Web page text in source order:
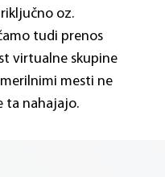
oz.
tudi prenos
virtualne skupine
mesti ne
ta nahajajo.